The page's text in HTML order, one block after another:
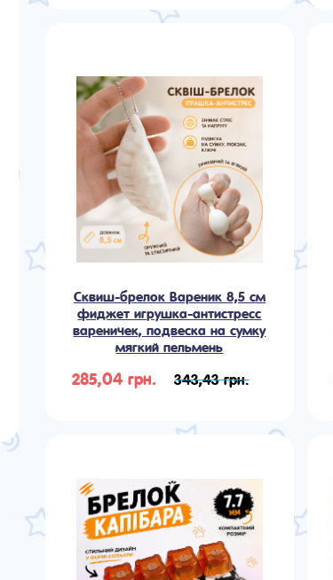
Сквиш-брелок Вареник 8,5 см
фиджет игрушка-антистресс
вареничек, подвеска на сумку
мягкий пельмень
285,04 грн. 343,43 грн.